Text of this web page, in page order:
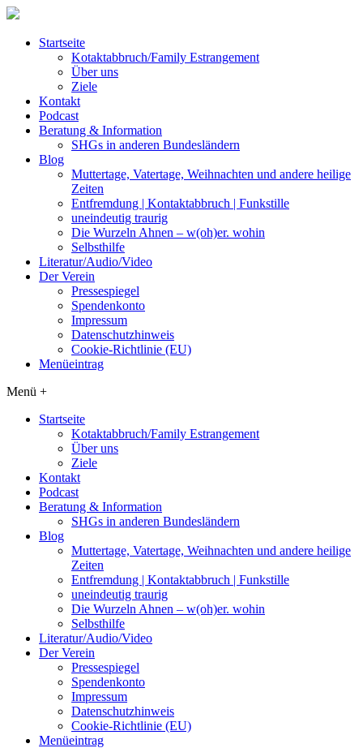
Startseite
Kotaktabbruch/Family Estrangement
Über uns
Ziele
Kontakt
Podcast
Beratung & Information
SHGs in anderen Bundesländern
Blog
Muttertage, Vatertage, Weihnachten und andere heilige
Zeiten
Entfremdung | Kontaktabbruch | Funkstille
uneindeutig traurig
Die Wurzeln Ahnen – w(oh)er. wohin
Selbsthilfe
Literatur/Audio/Video
Der Verein
Pressespiegel
Spendenkonto
Impressum
Datenschutzhinweis
Cookie-Richtlinie (EU)
Menüeintrag
Menü +
Startseite
Kotaktabbruch/Family Estrangement
Über uns
Ziele
Kontakt
Podcast
Beratung & Information
SHGs in anderen Bundesländern
Blog
Muttertage, Vatertage, Weihnachten und andere heilige
Zeiten
Entfremdung | Kontaktabbruch | Funkstille
uneindeutig traurig
Die Wurzeln Ahnen – w(oh)er. wohin
Selbsthilfe
Literatur/Audio/Video
Der Verein
Pressespiegel
Spendenkonto
Impressum
Datenschutzhinweis
Cookie-Richtlinie (EU)
Menüeintrag